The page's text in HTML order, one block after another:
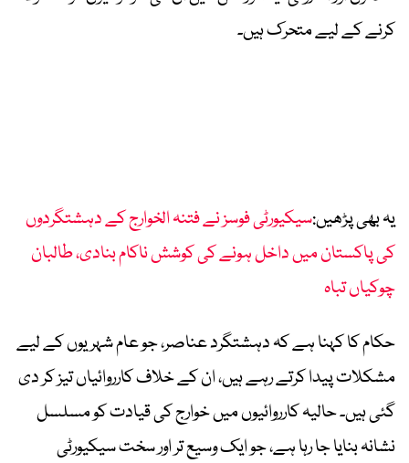
کرنے کے لیے متحرک ہیں۔
یہ بھی پڑھیں:سیکیورٹی فوسز نے فتنہ الخوارج کے دہشتگردوں
کی پاکستان میں داخل ہونے کی کوشش ناکام بنادی، طالبان
چوکیاں تباہ
حکام کا کہنا ہے کہ دہشتگرد عناصر، جو عام شہریوں کے لیے
مشکلات پیدا کرتے رہے ہیں، ان کے خلاف کارروائیاں تیز کر دی
گئی ہیں۔ حالیہ کارروائیوں میں خوارج کی قیادت کو مسلسل
نشانہ بنایا جا رہا ہے، جو ایک وسیع تر اور سخت سیکیورٹی